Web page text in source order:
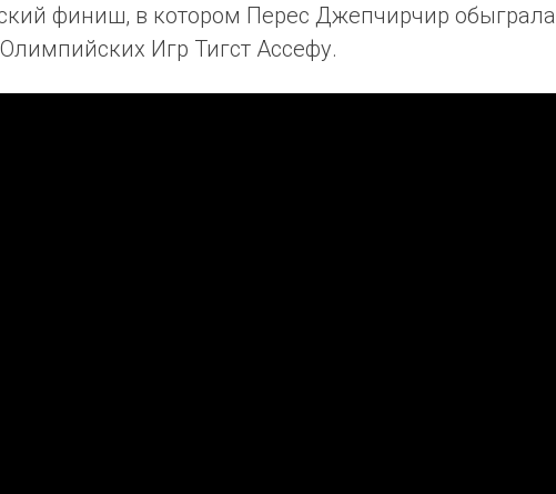
финиш, в котором Перес Джепчирчир обыграла
Игр Тигст Ассефу.